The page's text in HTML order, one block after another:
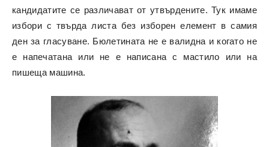
кандидатите се различават от утвърдените. Тук имаме
избори с твърда листа без изборен елемент в самия
ден за гласуване. Бюлетината не е валидна и когато не
е напечатана или не е написана с мастило или на
пишеща машина.